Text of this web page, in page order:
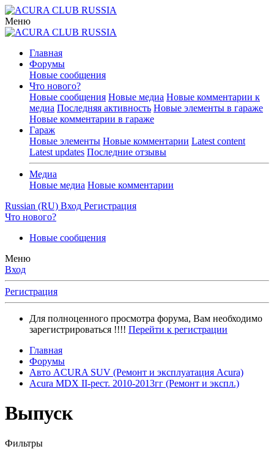
Меню
Главная
Форумы
Новые сообщения
Что нового?
Новые сообщения Новые медиа Новые комментарии к
медиа Последняя активность Новые элементы в гараже
Новые комментарии в гараже
Гараж
Новые элементы Новые комментарии Latest content
Latest updates Последние отзывы
Медиа
Новые медиа Новые комментарии
Russian (RU) Вход Регистрация
Что нового?
Новые сообщения
Меню
Вход
Регистрация
Для полноценного просмотра форума, Вам необходимо
зарегистрироваться !!!! Перейти к регистрации
Главная
Форумы
Авто ACURA SUV (Ремонт и эксплуатация Acura)
Acura MDX II-рест. 2010-2013гг (Ремонт и экспл.)
Выпуск
Фильтры